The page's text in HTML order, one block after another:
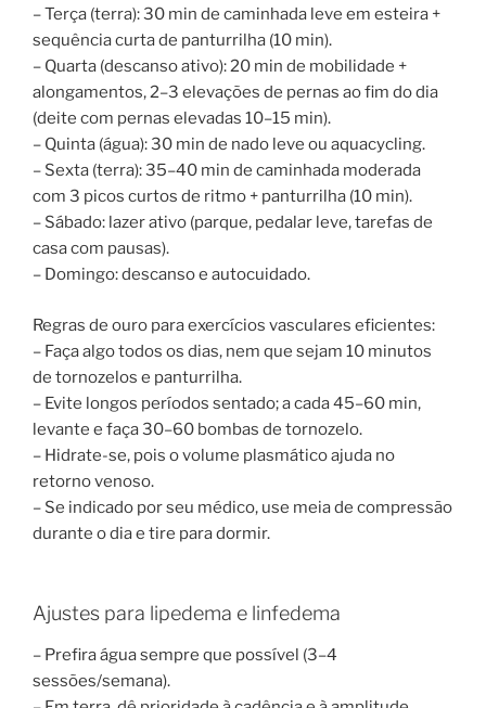
– Terça (terra): 30 min de caminhada leve em esteira +
sequência curta de panturrilha (10 min).
– Quarta (descanso ativo): 20 min de mobilidade +
alongamentos, 2–3 elevações de pernas ao fim do dia
(deite com pernas elevadas 10–15 min).
– Quinta (água): 30 min de nado leve ou aquacycling.
– Sexta (terra): 35–40 min de caminhada moderada
com 3 picos curtos de ritmo + panturrilha (10 min).
– Sábado: lazer ativo (parque, pedalar leve, tarefas de
casa com pausas).
– Domingo: descanso e autocuidado.
Regras de ouro para exercícios vasculares eficientes:
– Faça algo todos os dias, nem que sejam 10 minutos
de tornozelos e panturrilha.
– Evite longos períodos sentado; a cada 45–60 min,
levante e faça 30–60 bombas de tornozelo.
– Hidrate-se, pois o volume plasmático ajuda no
retorno venoso.
– Se indicado por seu médico, use meia de compressão
durante o dia e tire para dormir.
Ajustes para lipedema e linfedema
– Prefira água sempre que possível (3–4
sessões/semana).